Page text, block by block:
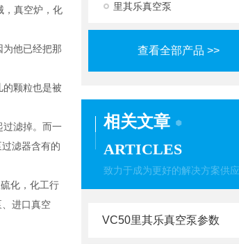
里其乐真空泵
查看全部产品 >>
相关文章
ARTICLES
致力于成为更好的解决方案供应
VC50里其乐真空泵参数
，真空炉，化
他已经把那
颗粒也是被
滤掉。而一
滤器含有的
化，化工行
进口真空